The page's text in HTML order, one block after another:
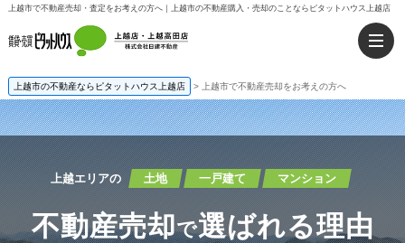
上越市で不動産売却・査定をお考えの方へ｜上越市の不動産購入・売却のことならピタットハウス上越店
上越市の不動産ならピタットハウス上越店 > 上越市で不動産売却をお考えの方へ
上越エリアの 土地 一戸建て マンション
不動産売却で選ばれる理由